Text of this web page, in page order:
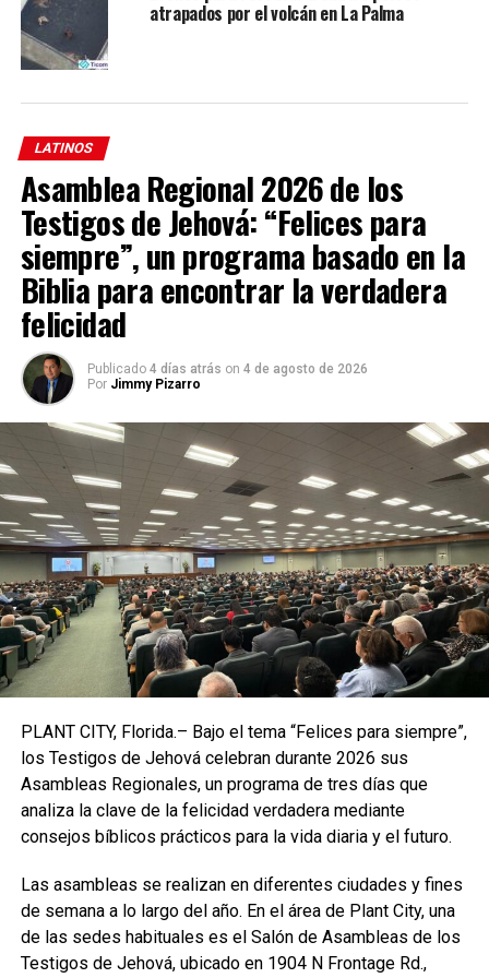
El nuevo volcán que surgirá de la erupción podría contener
entre 17 y 20 millones de metros cúbicos de magma,
Esa cantidad supera con amplitud los 11 millones de
pero supone menos de la mitad de la lava que vertió el
Teneguía en 1971: 43 millones de metros cúbicos.
Torres ha dado por hecho que el volcán “va a seguir
erupcionando”, aunque “todo hace prever” que no habrá
nuevos puntos de erupción, quizá “alguna fisura” más.
Los técnicos analizan la evolución de la erupción y los
podría avanzar el magma,aunque todavía no se puede
determinar el tiempo que durará la actividad
volcánica.
De ello dependen las próximas evacuaciones, si
televisión canaria el presidente del Cabildo de Las
Palmas,Mariano Hernández Zapata.
“Esperemos que la lava respete, que sea benevolente y
atrapados por el volcán en La Palma
LATINOS
Asamblea Regional 2026 de los
Testigos de Jehová: “Felices para
siempre”, un programa basado en la
Biblia para encontrar la verdadera
felicidad
Publicado 4 días atrás on 4 de agosto de 2026
Por Jimmy Pizarro
PLANT CITY, Florida.– Bajo el tema “Felices para siempre”,
los Testigos de Jehová celebran durante 2026 sus
Asambleas Regionales, un programa de tres días que
analiza la clave de la felicidad verdadera mediante
consejos bíblicos prácticos para la vida diaria y el futuro.
Las asambleas se realizan en diferentes ciudades y fines
de semana a lo largo del año. En el área de Plant City, una
de las sedes habituales es el Salón de Asambleas de los
Testigos de Jehová, ubicado en 1904 N Frontage Rd.,